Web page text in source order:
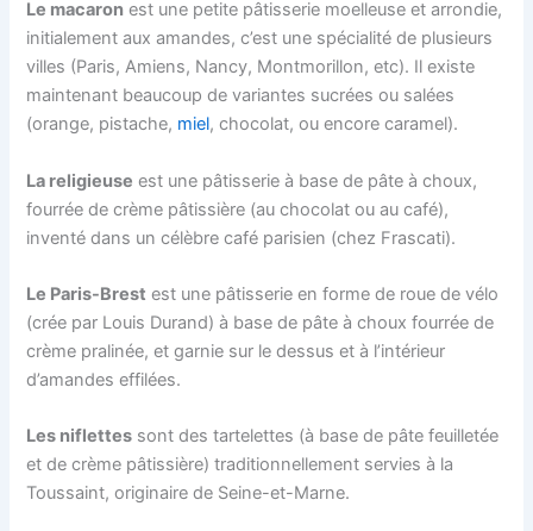
Le macaron est une petite pâtisserie moelleuse et arrondie,
initialement aux amandes, c’est une spécialité de plusieurs
villes (Paris, Amiens, Nancy, Montmorillon, etc). Il existe
maintenant beaucoup de variantes sucrées ou salées
(orange, pistache, miel, chocolat, ou encore caramel).
La religieuse est une pâtisserie à base de pâte à choux,
fourrée de crème pâtissière (au chocolat ou au café),
inventé dans un célèbre café parisien (chez Frascati).
Le Paris-Brest est une pâtisserie en forme de roue de vélo
(crée par Louis Durand) à base de pâte à choux fourrée de
crème pralinée, et garnie sur le dessus et à l’intérieur
d’amandes effilées.
Les niflettes sont des tartelettes (à base de pâte feuilletée
et de crème pâtissière) traditionnellement servies à la
Toussaint, originaire de Seine-et-Marne.